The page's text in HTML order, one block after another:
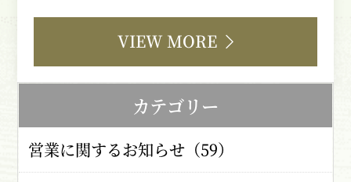
VIEW MORE
カテゴリー
営業に関するお知らせ（59）